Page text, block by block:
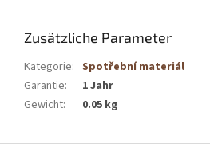
Zusätzliche Parameter
Kategorie: Spotřební materiál
Garantie:
1 Jahr
Gewicht: 0.05 kg